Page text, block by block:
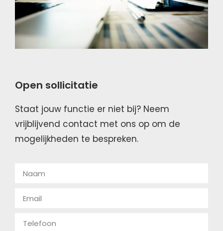
Open sollicitatie
Staat jouw functie er niet bij? Neem
vrijblijvend contact met ons op om de
mogelijkheden te bespreken.